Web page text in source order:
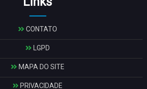
CONTATO
LGPD
MAPA DO SITE
PRIVACIDADE